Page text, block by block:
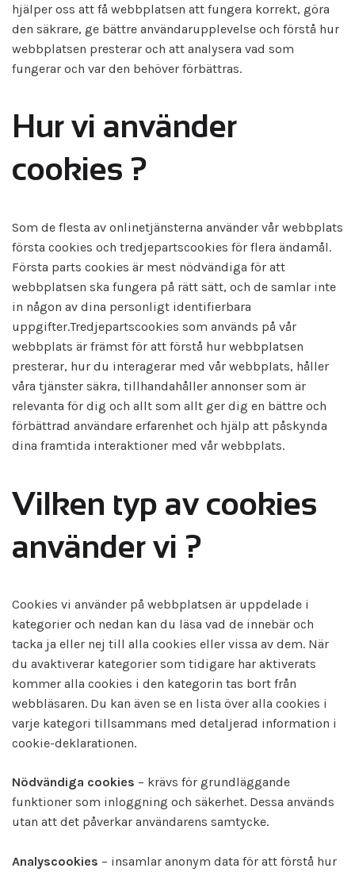
hjälper oss att få webbplatsen att fungera korrekt, göra
den säkrare, ge bättre användarupplevelse och förstå hur
webbplatsen presterar och att analysera vad som
fungerar och var den behöver förbättras.
Hur vi använder
cookies ?
Som de flesta av onlinetjänsterna använder vår webbplats
första cookies och tredjepartscookies för flera ändamål.
Första parts cookies är mest nödvändiga för att
webbplatsen ska fungera på rätt sätt, och de samlar inte
in någon av dina personligt identifierbara
uppgifter.Tredjepartscookies som används på vår
webbplats är främst för att förstå hur webbplatsen
presterar, hur du interagerar med vår webbplats, håller
våra tjänster säkra, tillhandahåller annonser som är
relevanta för dig och allt som allt ger dig en bättre och
förbättrad användare erfarenhet och hjälp att påskynda
dina framtida interaktioner med vår webbplats.
Vilken typ av cookies
använder vi ?
Cookies vi använder på webbplatsen är uppdelade i
kategorier och nedan kan du läsa vad de innebär och
tacka ja eller nej till alla cookies eller vissa av dem. När
du avaktiverar kategorier som tidigare har aktiverats
kommer alla cookies i den kategorin tas bort från
webbläsaren. Du kan även se en lista över alla cookies i
varje kategori tillsammans med detaljerad information i
cookie-deklarationen.
Nödvändiga cookies – krävs för grundläggande
funktioner som inloggning och säkerhet. Dessa används
utan att det påverkar användarens samtycke.
Analyscookies – insamlar anonym data för att förstå hur